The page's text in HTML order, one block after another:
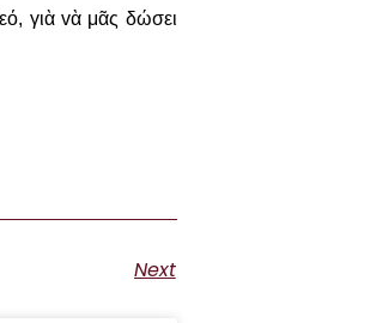
γιὰ vὰ μᾶς δώσει
Next